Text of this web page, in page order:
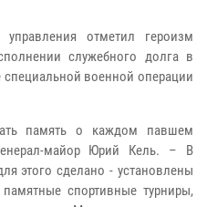
управления отметил героизм
служебного долга в
военной операции
память о каждом павшем
майор Юрий Кель. – В
этого сделано - установлены
спортивные турниры,